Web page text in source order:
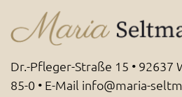
Dr.-Pfleger-Straße 15 • 92637
85-0 • E-Mail info@maria-